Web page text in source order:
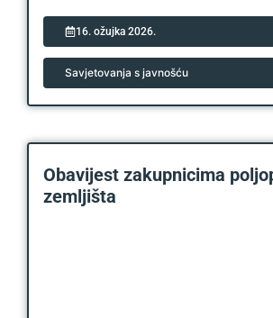
16. ožujka 2026.
Savjetovanja s javnošću
Obavijest zakupnicima
zemljišta